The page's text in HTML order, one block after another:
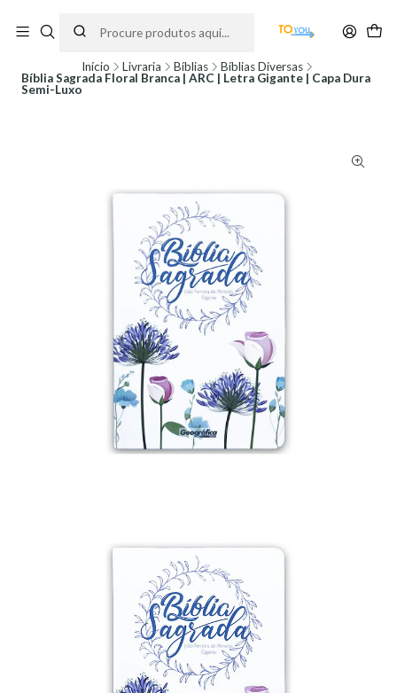
partir do dia 11 de Agosto, às 10H.
Início Livraria Bíblias
Bíblias Diversas
Bíblia Sagrada Floral Branca | ARC | Letra Gigante | Capa Dura
Semi-Luxo